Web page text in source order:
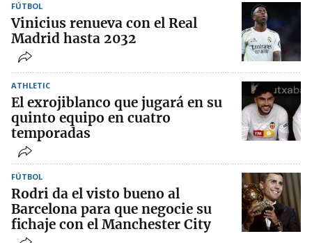
FÚTBOL
Vinicius renueva con el Real
Madrid hasta 2032
ATHLETIC
El exrojiblanco que jugará en su
quinto equipo en cuatro
temporadas
FÚTBOL
Rodri da el visto bueno al
Barcelona para que negocie su
fichaje con el Manchester City